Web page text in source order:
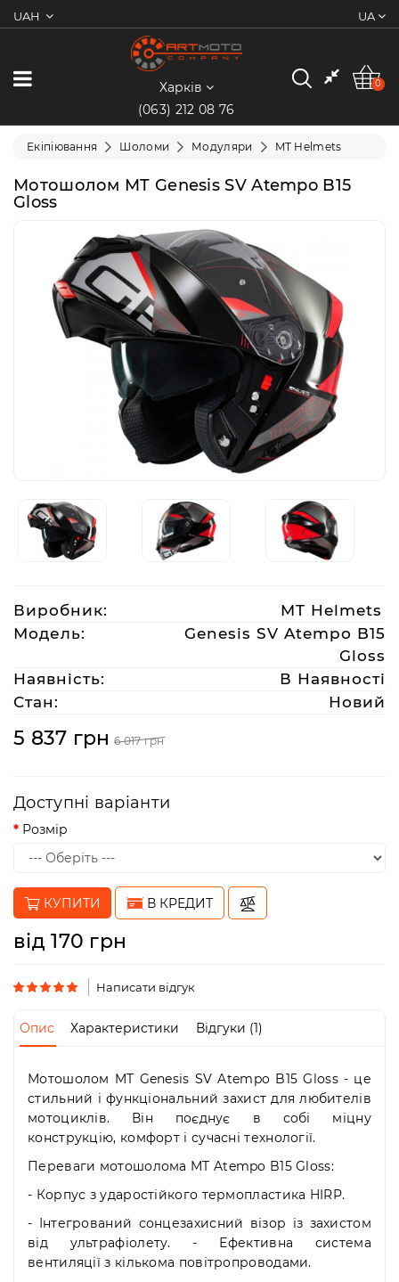
UAH UA
0
Категорії
Мотоцикли
Мопеди
Електротранспорт
Екіпіювання
Запчастини
Харків
(063)
212
artmoto.info@gmail.com
Пн-
Пт
09:00
-
Сб
10:00
19:00
-
вихідний
Харків
(063) 212 08 76
0
Екіпіювання Шоломи Модуляри MT Helmets
Мотошолом MT Genesis SV Atempo B15
Gloss
Виробник:
MT Helmets
Модель:
Genesis SV Atempo B15
Gloss
Наявність:
В Наявності
Стан:
Новий
5 837 грн 6 017 грн
Доступні варіанти
Розмір
КУПИТИ В КРЕДИТ
від 170 грн
Написати відгук
Опис Характеристики Відгуки (1)
Мотошолом MT Genesis SV Atempo B15 Gloss - це
стильний і функціональний захист для любителів
мотоциклів. Він поєднує в собі міцну
конструкцію, комфорт і сучасні технології.
Переваги мотошолома MT Atempo B15 Gloss:
- Корпус з ударостійкого термопластика HIRP.
- Інтегрований сонцезахисний візор із захистом
від ультрафіолету. - Ефективна система
вентиляції з кількома повітропроводами.